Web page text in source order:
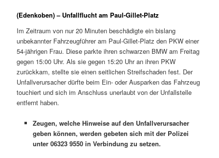
(Edenkoben) – Unfallflucht am Paul-Gillet-Platz
Im Zeitraum von nur 20 Minuten beschädigte ein bislang
unbekannter Fahrzeugführer am Paul-Gillet-Platz den PKW einer
54-jährigen Frau. Diese parkte ihren schwarzen BMW am Freitag
gegen 15:00 Uhr. Als sie gegen 15:20 Uhr an ihren PKW
zurückkam, stellte sie einen seitlichen Streifschaden fest. Der
Unfallverursacher dürfte beim Ein- oder Ausparken das Fahrzeug
touchiert und sich im Anschluss unerlaubt von der Unfallstelle
entfernt haben.
Zeugen, welche Hinweise auf den Unfallverursacher
geben können, werden gebeten sich mit der Polizei
unter 06323 9550 in Verbindung zu setzen.